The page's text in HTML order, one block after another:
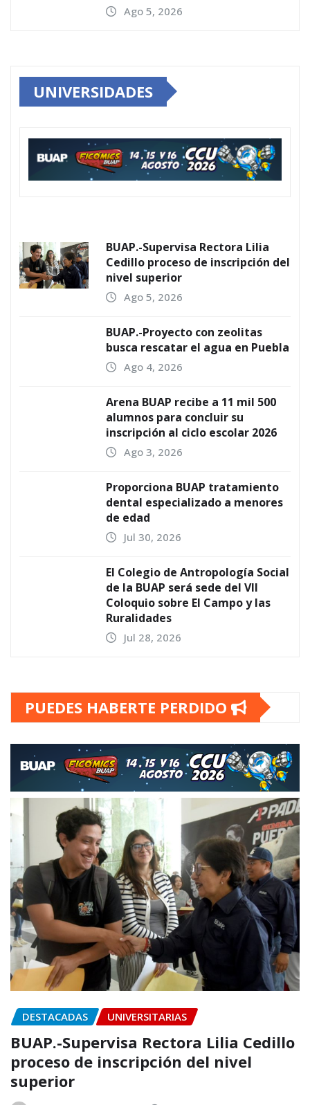
Ago 5, 2026
UNIVERSIDADES
BUAP.-Supervisa Rectora Lilia
Cedillo proceso de inscripción del
nivel superior
Ago 5, 2026
BUAP.-Proyecto con zeolitas
busca rescatar el agua en Puebla
Ago 4, 2026
Arena BUAP recibe a 11 mil 500
alumnos para concluir su
inscripción al ciclo escolar 2026
Ago 3, 2026
Proporciona BUAP tratamiento
dental especializado a menores
de edad
Jul 30, 2026
El Colegio de Antropología Social
de la BUAP será sede del VII
Coloquio sobre El Campo y las
Ruralidades
Jul 28, 2026
PUEDES HABERTE PERDIDO
DESTACADAS UNIVERSITARIAS
BUAP.-Supervisa Rectora Lilia Cedillo
proceso de inscripción del nivel
superior